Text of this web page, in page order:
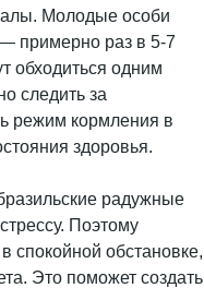
Молодые особи
примерно раз в 5-7
обходиться одним
следить за
режим кормления в
здоровья.
радужные
Поэтому
спокойной обстановке,
Это поможет создать